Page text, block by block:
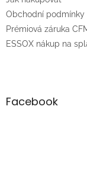
Obchodní podmínky
Prémiová záruka
ESSOX nákup na
Facebook